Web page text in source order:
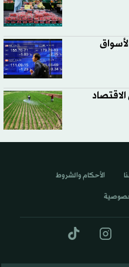
الأحكام والشروط